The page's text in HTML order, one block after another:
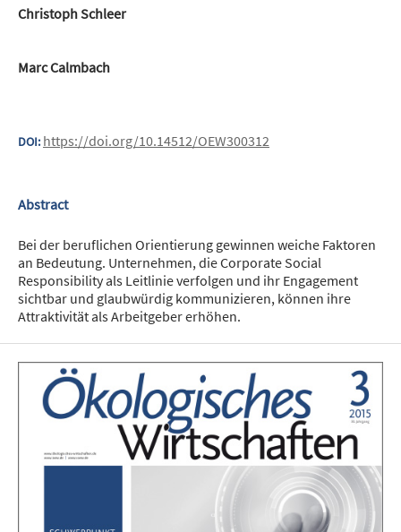
Christoph Schleer
Marc Calmbach
DOI: https://doi.org/10.14512/OEW300312
Abstract
Bei der beruflichen Orientierung gewinnen weiche Faktoren
an Bedeutung. Unternehmen, die Corporate Social
Responsibility als Leitlinie verfolgen und ihr Engagement
sichtbar und glaubwürdig kommunizieren, können ihre
Attraktivität als Arbeitgeber erhöhen.